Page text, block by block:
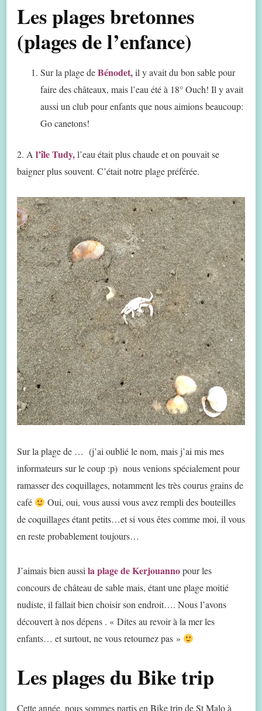
Les plages bretonnes
(plages de l’enfance)
Sur la plage deBénodet,il y avait du bon sable pour
faire des châteaux, mais l’eau été à 18° Ouch! Il y avait
aussi un club pour enfants que nous aimions beaucoup:
Go canetons!
2. A l’île Tudy,l’eau était plus chaude et on pouvait se
baigner plus souvent. C’était notre plage préférée.
Sur la plage de … (j’ai oublié le nom, mais j’ai mis mes
informateurs sur le coup :p) nous venions spécialement pour
ramasser des coquillages, notamment les très courus grains de
café
Oui, oui, vous aussi vous avez rempli des bouteilles
de coquillages étant petits…et si vous êtes comme moi, il vous
en reste probablement toujours…
J’aimais bien aussi la plage de Kerjouannopour les
concours de château de sable mais, étant une plage moitié
nudiste, il fallait bien choisir son endroit…. Nous l’avons
découvert à nos dépens . « Dites au revoir à la mer les
enfants… et surtout, ne vous retournez pas »
Les plages du Bike trip
Cette année, nous sommes partis en Bike tripde St Malo à